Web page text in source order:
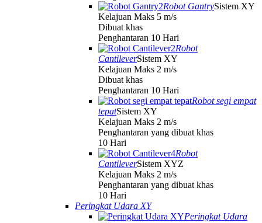
Robot GantrySistem XY
Kelajuan Maks 5 m/s
Dibuat khas
Penghantaran 10 Hari
Robot
CantileverSistem XY
Kelajuan Maks 2 m/s
Dibuat khas
Penghantaran 10 Hari
Robot segi empat
tepatSistem XY
Kelajuan Maks 2 m/s
Penghantaran yang dibuat khas
10 Hari
Robot
CantileverSistem XYZ
Kelajuan Maks 2 m/s
Penghantaran yang dibuat khas
10 Hari
Peringkat Udara XY
Peringkat Udara